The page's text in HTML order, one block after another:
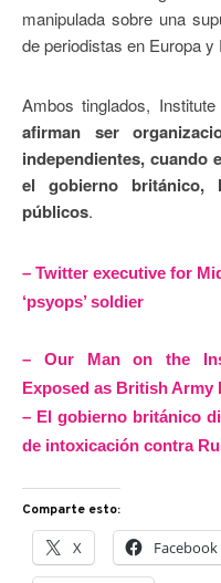
manipulada sobre una
de periodistas en Europa y
Ambos tinglados,
afirman ser
independientes, cuando
el gobierno británico,
públicos.
– Twitter executive for
‘psyops’ soldier
– Our Man on the
Exposed as British Army
– El gobierno británico
de intoxicación contra
Comparte esto:
X Facebook